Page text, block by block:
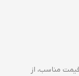
مناسب، از